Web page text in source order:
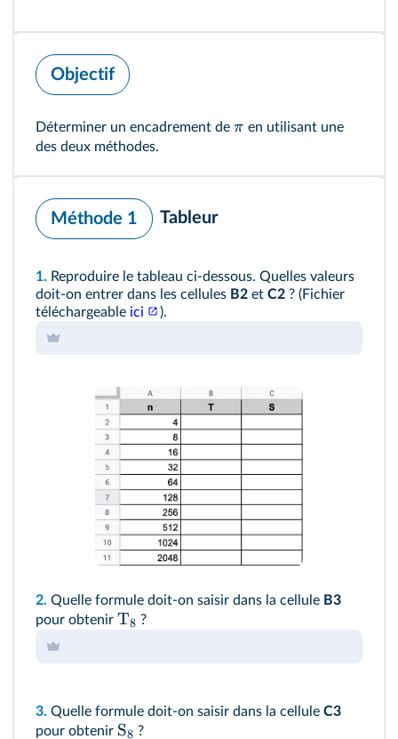
Objectif
Déterminer un encadrement de π en utilisant une
des deux méthodes.
Méthode 1 Tableur
1. Reproduire le tableau ci‑dessous. Quelles valeurs
doit‑on entrer dans les cellules B2 et C2 ? (Fichier
téléchargeable ici ).
2. Quelle formule doit‑on saisir dans la cellule B3
pour obtenir T8 ?
3. Quelle formule doit‑on saisir dans la cellule C3
pour obtenir S8 ?